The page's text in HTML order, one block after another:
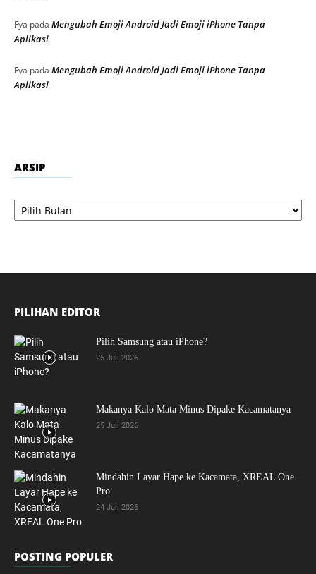
Fya pada Mengubah Emoji Android Jadi Emoji iPhone Tanpa
Aplikasi
Fya pada Mengubah Emoji Android Jadi Emoji iPhone Tanpa
Aplikasi
ARSIP
Arsip
PILIHAN EDITOR
Pilih Samsung atau iPhone?
25 Juli 2026
Makanya Kalo Mata Minus Dipake Kacamatanya
25 Juli 2026
Mindahin Layar Hape ke Kacamata, XREAL One
Pro
24 Juli 2026
POSTING POPULER